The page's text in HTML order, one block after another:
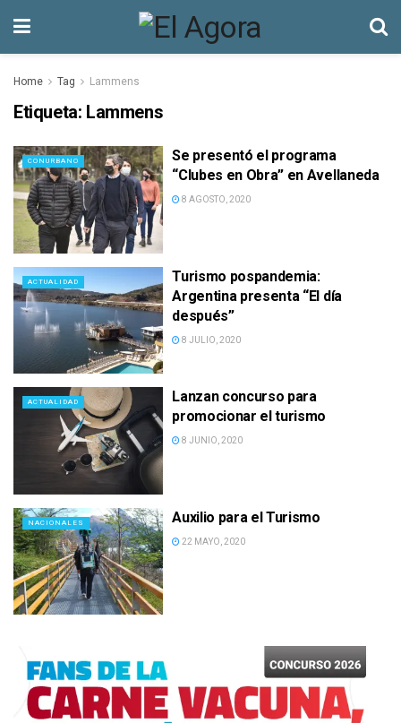
Home Tag Lammens
Etiqueta: Lammens
CONURBANO
Se presentó el programa
“Clubes en Obra” en Avellaneda
8 AGOSTO, 2020
ACTUALIDAD
Turismo pospandemia:
Argentina presenta “El día
después”
8 JULIO, 2020
ACTUALIDAD
Lanzan concurso para
promocionar el turismo
8 JUNIO, 2020
NACIONALES Auxilio para el Turismo
22 MAYO, 2020